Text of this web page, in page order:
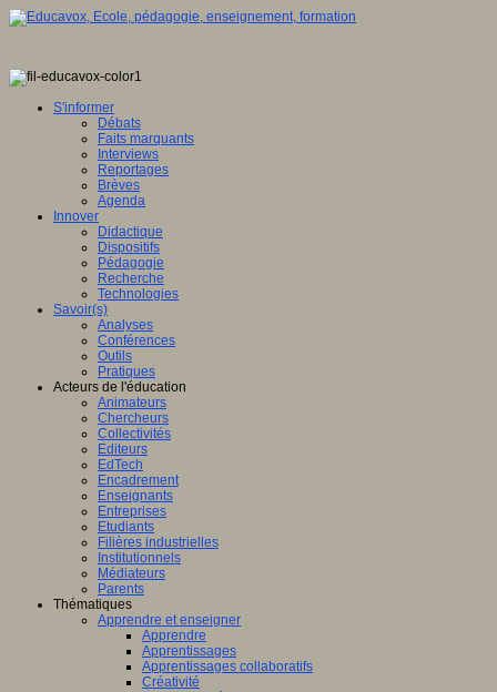
S'informer
Débats
Faits marquants
Interviews
Reportages
Brèves
Agenda
Innover
Didactique
Dispositifs
Pédagogie
Recherche
Technologies
Savoir(s)
Analyses
Conférences
Outils
Pratiques
Acteurs de l'éducation
Animateurs
Chercheurs
Collectivités
Editeurs
EdTech
Encadrement
Enseignants
Entreprises
Etudiants
Filières industrielles
Institutionnels
Médiateurs
Parents
Thématiques
Apprendre et enseigner
Apprendre
Apprentissages
Apprentissages collaboratifs
Créativité